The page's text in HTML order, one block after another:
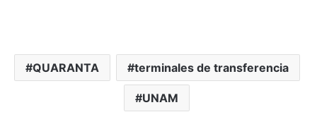
QUARANTA terminales de transferencia
UNAM